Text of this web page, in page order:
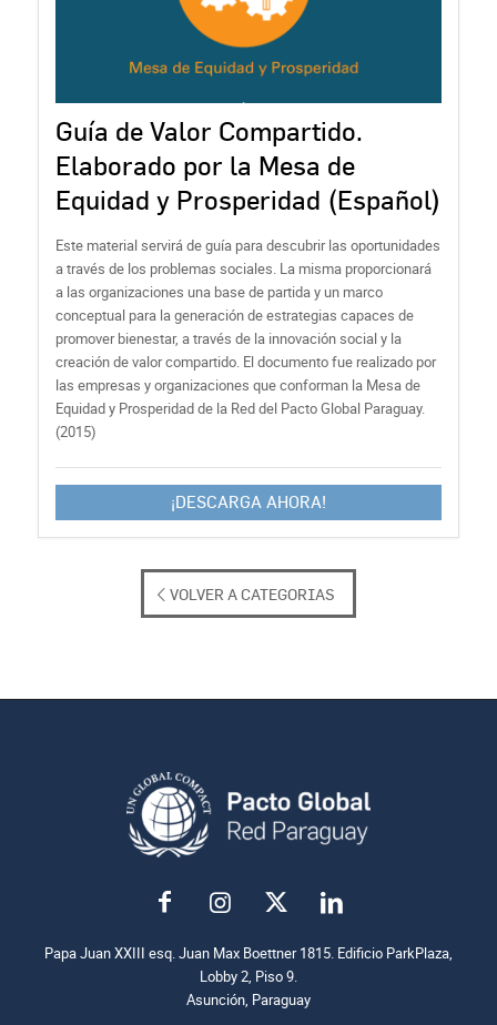
Guía de Valor Compartido.
Elaborado por la Mesa de
Equidad y Prosperidad (Español)
Este material servirá de guía para descubrir las oportunidades
a través de los problemas sociales. La misma proporcionará
a las organizaciones una base de partida y un marco
conceptual para la generación de estrategias capaces de
promover bienestar, a través de la innovación social y la
creación de valor compartido. El documento fue realizado por
las empresas y organizaciones que conforman la Mesa de
Equidad y Prosperidad de la Red del Pacto Global Paraguay.
(2015)
¡DESCARGA AHORA!
VOLVER A CATEGORIAS
Papa Juan XXIII esq. Juan Max Boettner 1815. Edificio ParkPlaza,
Lobby 2, Piso 9.
Asunción, Paraguay